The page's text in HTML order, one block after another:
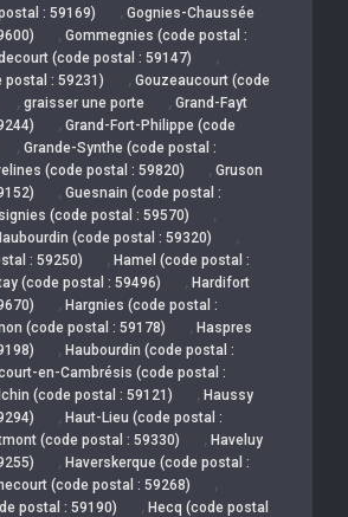
: 59169) , Gognies-Chaussée
, Gommegnies (code postal :
(code postal : 59147) ,
postal : 59231) , Gouzeaucourt (code
, graisser une porte , Grand-Fayt
, Grand-Fort-Philippe (code
, Grande-Synthe (code postal :
(code postal : 59820) , Gruson
, Guesnain (code postal :
(code postal : 59570) ,
(code postal : 59320) ,
: 59250) , Hamel (code postal :
(code postal : 59496) , Hardifort
, Hargnies (code postal :
(code postal : 59178) , Haspres
, Haubourdin (code postal :
en-Cambrésis (code postal :
(code postal : 59121) , Haussy
, Haut-Lieu (code postal :
(code postal : 59330) , Haveluy
, Haverskerque (code postal :
(code postal : 59268) ,
postal : 59190) , Hecq (code postal